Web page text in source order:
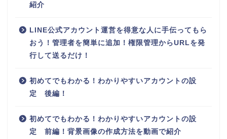
紹介
LINE公式アカウント運営を得意な人に手伝ってもら
おう！管理者を簡単に追加！権限管理からURLを発
行して送るだけ！
初めてでもわかる！わかりやすいアカウントの設
定 後編！
初めてでもわかる！わかりやすいアカウントの設
定 前編！背景画像の作成方法を動画で紹介